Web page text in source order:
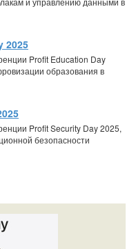
2025
Profit Education Day
образования в
Profit Security Day 2025,
безопасности